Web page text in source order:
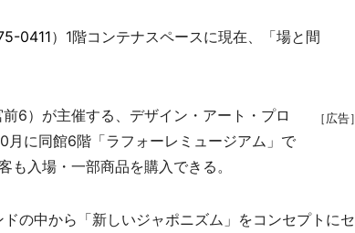
0411）1階コンテナスペースに現在、「場と間
［広告］
6）が主催する、デザイン・アート・プロ
月に同館6階「ラフォーレミュージアム」で
入場・一部商品を購入できる。
の中から「新しいジャポニズム」をコンセプトにセ